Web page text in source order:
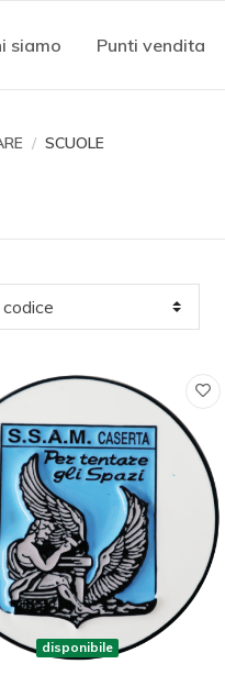
siamo Punti vendita
SCUOLE
disponibile